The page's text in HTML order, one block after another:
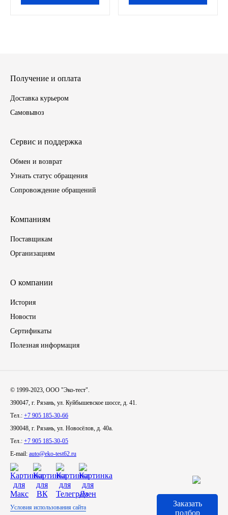
ГАЗПРОМ
РОСНЕФТЬ
ВАЗ
ГАЗ
ПАЗ, КАВЗ
Иномарки
КРАЗ
МТЗ
Спецтехника
УАЗ
УРАЛ
Фильтры
Получение и оплата
Доставка курьером
Самовывоз
Сервис и поддержка
Обмен и возврат
Узнать статус обращения
Сопровождение обращений
Компаниям
Поставщикам
Организациям
О компании
История
Новости
Сертификаты
Полезная информация
© 1999-2023, ООО "Эко-тест".
390047, г. Рязань, ул. Куйбышевское шоссе, д. 41.
Тел.: +7 905 185-30-66
390048, г. Рязань, ул. Новосёлов, д. 40а.
Тел.: +7 905 185-30-05
E-mail: auto@eko-test62.ru
Условия использования сайта
Заказать
подбор